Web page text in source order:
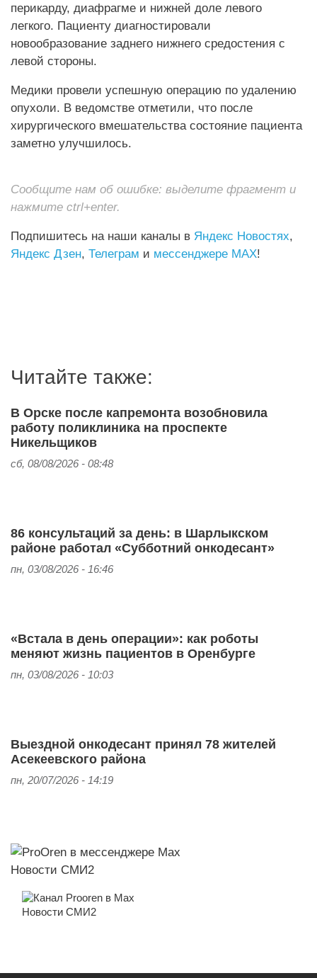
перикарду, диафрагме и нижней доле левого
легкого. Пациенту диагностировали
новообразование заднего нижнего средостения с
левой стороны.
Медики провели успешную операцию по удалению
опухоли. В ведомстве отметили, что после
хирургического вмешательства состояние пациента
заметно улучшилось.
Сообщите нам об ошибке: выделите фрагмент и
нажмите ctrl+enter.
Подпишитесь на наши каналы в Яндекс Новостях,
Яндекс Дзен, Телеграм и мессенджере MAX!
Читайте также:
В Орске после капремонта возобновила
работу поликлиника на проспекте
Никельщиков
сб, 08/08/2026 - 08:48
86 консультаций за день: в Шарлыкском
районе работал «Субботний онкодесант»
пн, 03/08/2026 - 16:46
«Встала в день операции»: как роботы
меняют жизнь пациентов в Оренбурге
пн, 03/08/2026 - 10:03
Выездной онкодесант принял 78 жителей
Асекеевского района
пн, 20/07/2026 - 14:19
Новости СМИ2
Новости СМИ2